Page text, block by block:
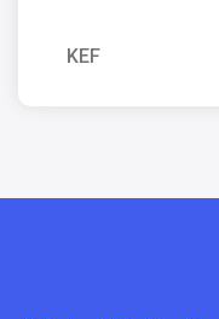
KEF